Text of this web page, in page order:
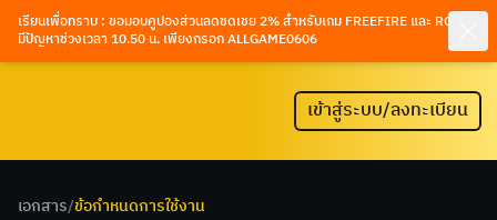
เรียนเพื่อทราบ : ขอมอบคูปองส่วนลดชดเชย 2% สำหรับเกม FREEFIRE และ ROV ที่
มีปัญหาช่วงเวลา 10.50 น. เพียงกรอก ALLGAME0606
เข้าสู่ระบบ/ลงทะเบียน
เอกสาร/ข้อกำหนดการใช้งาน